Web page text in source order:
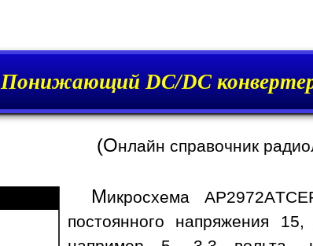
Понижающий DC/DC
(Онлайн справочник
Микросхема
постоянного напряжения